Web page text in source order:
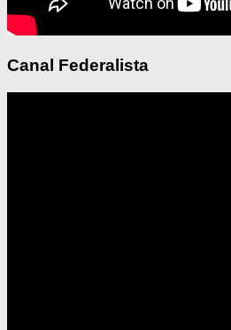
Canal Federalista